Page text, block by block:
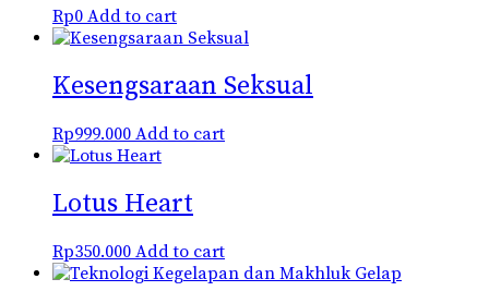
Rp0 Add to cart
Kesengsaraan Seksual
Rp999.000 Add to cart
Lotus Heart
Rp350.000 Add to cart